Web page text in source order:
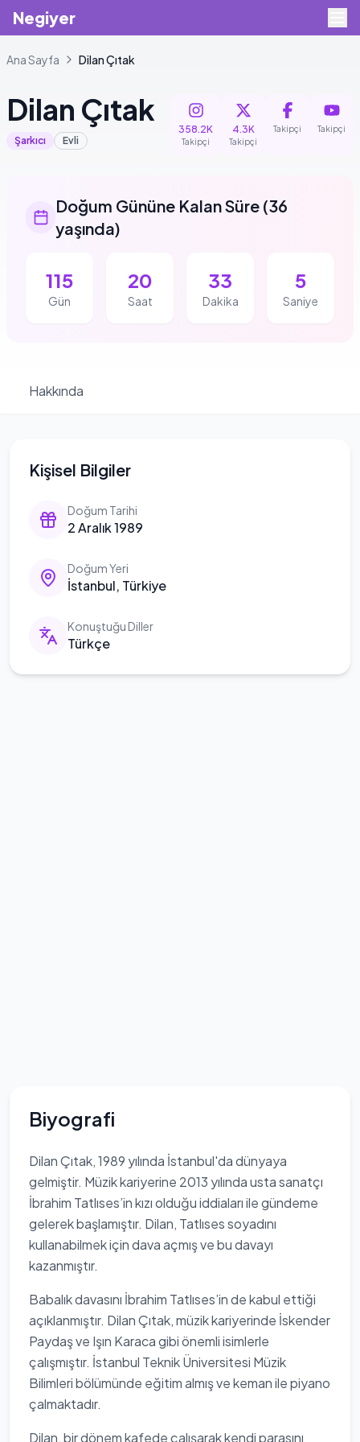
Negiyer
Ana Sayfa DilanÇıtak
Dilan Çıtak
Şarkıcı Evli
358.2K
Takipçi
4.3K
Takipçi
Takipçi Takipçi
Doğum Gününe Kalan Süre (36
yaşında)
115
Gün
20
Saat
33
Dakika
4
Saniye
Hakkında
Kişisel Bilgiler
Doğum Tarihi
2 Aralık 1989
Doğum Yeri
İstanbul, Türkiye
Konuştuğu Diller
Türkçe
Biyografi
Dilan Çıtak, 1989 yılında İstanbul'da dünyaya
gelmiştir. Müzik kariyerine 2013 yılında usta sanatçı
İbrahim Tatlıses’in kızı olduğu iddiaları ile gündeme
gelerek başlamıştır. Dilan, Tatlıses soyadını
kullanabilmek için dava açmış ve bu davayı
kazanmıştır.
Babalık davasını İbrahim Tatlıses’in de kabul ettiği
açıklanmıştır. Dilan Çıtak, müzik kariyerinde İskender
Paydaş ve Işın Karaca gibi önemli isimlerle
çalışmıştır. İstanbul Teknik Üniversitesi Müzik
Bilimleri bölümünde eğitim almış ve keman ile piyano
çalmaktadır.
Dilan, bir dönem kafede çalışarak kendi parasını